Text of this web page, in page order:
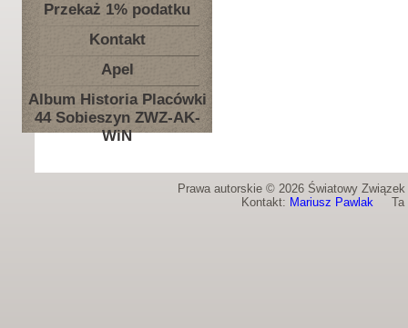
Przekaż 1% podatku
Kontakt
Apel
Album Historia Placówki
44 Sobieszyn ZWZ-AK-
WiN
Prawa autorskie © 2026 Światowy
Kontakt: Mariusz PawlakTa